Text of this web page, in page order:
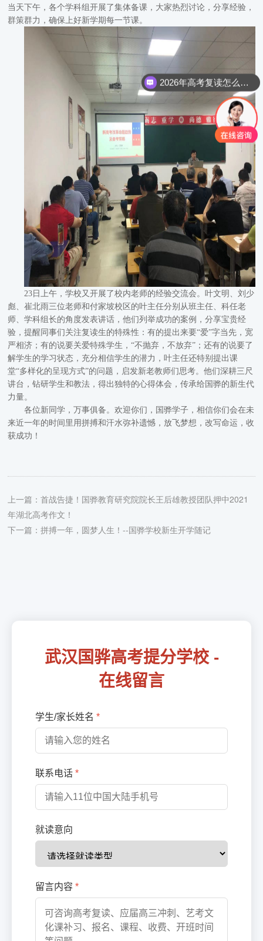
当天下午，各个学科组开展了集体备课，大家热烈讨论，分享经验，
群策群力，确保上好新学期每一节课。
23日上午，学校又开展了校内老师的经验交流会。叶文明、刘少
彪、崔北雨三位老师和付家坡校区的叶主任分别从班主任、科任老
师、学科组长的角度发表讲话，他们列举成功的案例，分享宝贵经
验，提醒同事们关注复读生的特殊性：有的提出来要“爱”字当先，宽
严相济；有的说要关爱特殊学生，“不抛弃，不放弃”；还有的说要了
解学生的学习状态，充分相信学生的潜力，叶主任还特别提出课
堂“多样化的呈现方式”的问题，启发新老教师们思考。他们深耕三尺
讲台，钻研学生和教法，得出独特的心得体会，传承给国骅的新生代
力量。
各位新同学，万事俱备。欢迎你们，国骅学子，相信你们会在未
来近一年的时间里用拼搏和汗水弥补遗憾，放飞梦想，改写命运，收
获成功！
上一篇：首战告捷！国骅教育研究院院长王后雄教授团队押中2021
年湖北高考作文！
下一篇：拼搏一年，圆梦人生！--国骅学校新生开学随记
2026年高考复读怎么报名呢